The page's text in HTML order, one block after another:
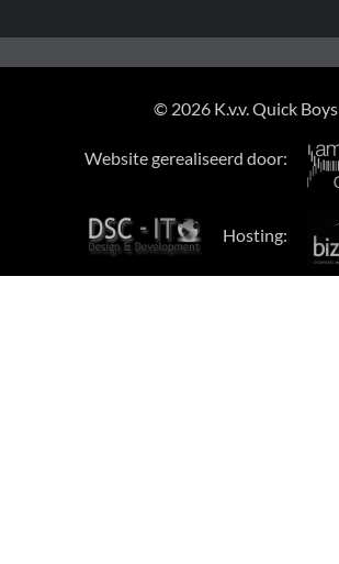
© 2026 K.v.v. Quick Boys
Website gerealiseerd door:
Hosting: